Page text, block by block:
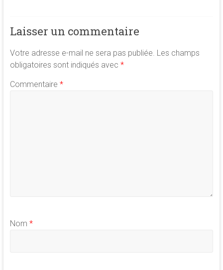
Laisser un commentaire
Votre adresse e-mail ne sera pas publiée. Les champs
obligatoires sont indiqués avec *
Commentaire *
Nom *